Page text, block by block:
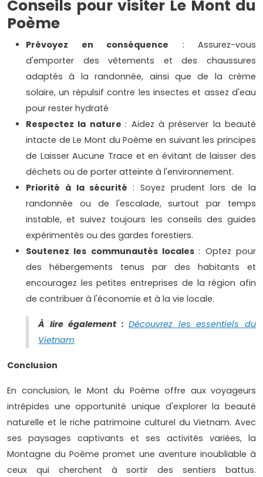
Conseils pour visiter Le Mont du
Poème
Prévoyez en conséquence : Assurez-vous
d'emporter des vêtements et des chaussures
adaptés à la randonnée, ainsi que de la crème
solaire, un répulsif contre les insectes et assez d'eau
pour rester hydraté
Respectez la nature: Aidez à préserver la beauté
intacte de Le Mont du Poème en suivant les principes
de Laisser Aucune Trace et en évitant de laisser des
déchets ou de porter atteinte à l'environnement.
Priorité à la sécurité: Soyez prudent lors de la
randonnée ou de l'escalade, surtout par temps
instable, et suivez toujours les conseils des guides
expérimentés ou des gardes forestiers.
Soutenez les communautés locales: Optez pour
des hébergements tenus par des habitants et
encouragez les petites entreprises de la région afin
de contribuer à l'économie et à la vie locale.
À lire également :Découvrez les essentiels du
Vietnam
Conclusion
En conclusion, le Mont du Poème offre aux voyageurs
intrépides une opportunité unique d'explorer la beauté
naturelle et le riche patrimoine culturel du Vietnam. Avec
ses paysages captivants et ses activités variées, la
Montagne du Poème promet une aventure inoubliable à
ceux qui cherchent à sortir des sentiers battus.